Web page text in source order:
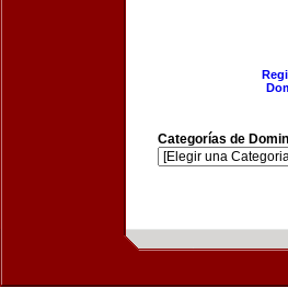
Categorías de